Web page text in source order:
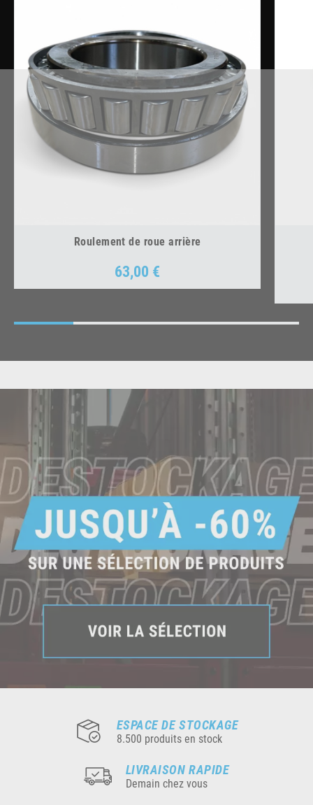
Roulement de roue arrière
Prix
63,00 €
ESPACE DE STOCKAGE
8.500 produits en stock
LIVRAISON RAPIDE
Demain chez vous